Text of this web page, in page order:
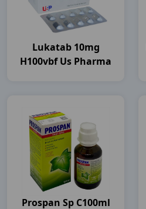
Lukatab 10mg
H100vbf Us Pharma
Prospan Sp C100ml